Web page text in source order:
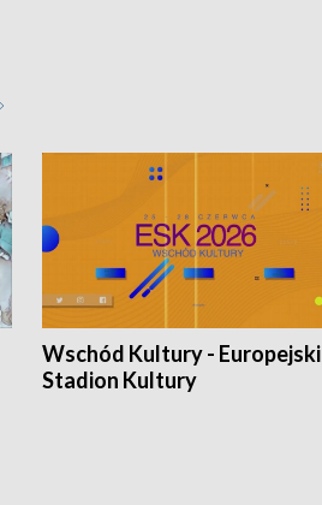
Wschód Kultury - Europejski
Stadion Kultury